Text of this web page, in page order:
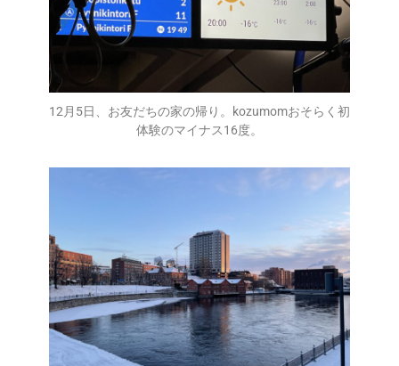
12月5日、お友だちの家の帰り。kozumomおそらく初
体験のマイナス16度。